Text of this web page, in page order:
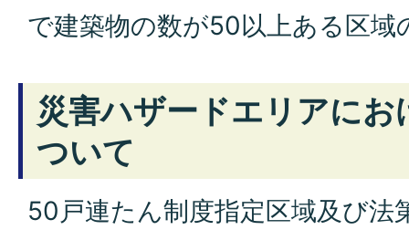
で建築物の数が50以上ある区域
災害ハザードエリアにお
ついて
50戸連たん制度指定区域及び法